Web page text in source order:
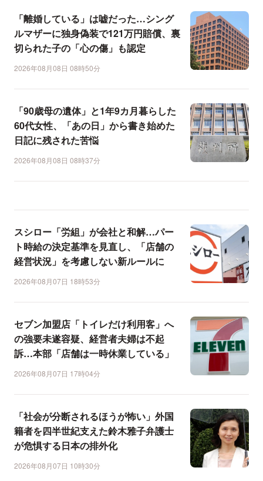
「離婚している」は嘘だった…シング
ルマザーに独身偽装で121万円賠償、裏
切られた子の「心の傷」も認定
2026年08月08日 08時50分
「90歳母の遺体」と1年9カ月暮らした
60代女性、「あの日」から書き始めた
日記に残された苦悩
2026年08月08日 08時37分
スシロー「労組」が会社と和解…パー
ト時給の決定基準を見直し、「店舗の
経営状況」を考慮しない新ルールに
2026年08月07日 18時53分
セブン加盟店「トイレだけ利用客」へ
の強要未遂容疑、経営者夫婦は不起
訴…本部「店舗は一時休業している」
2026年08月07日 17時04分
「社会が分断されるほうが怖い」外国
籍者を四半世紀支えた鈴木雅子弁護士
が危惧する日本の排外化
2026年08月07日 10時30分